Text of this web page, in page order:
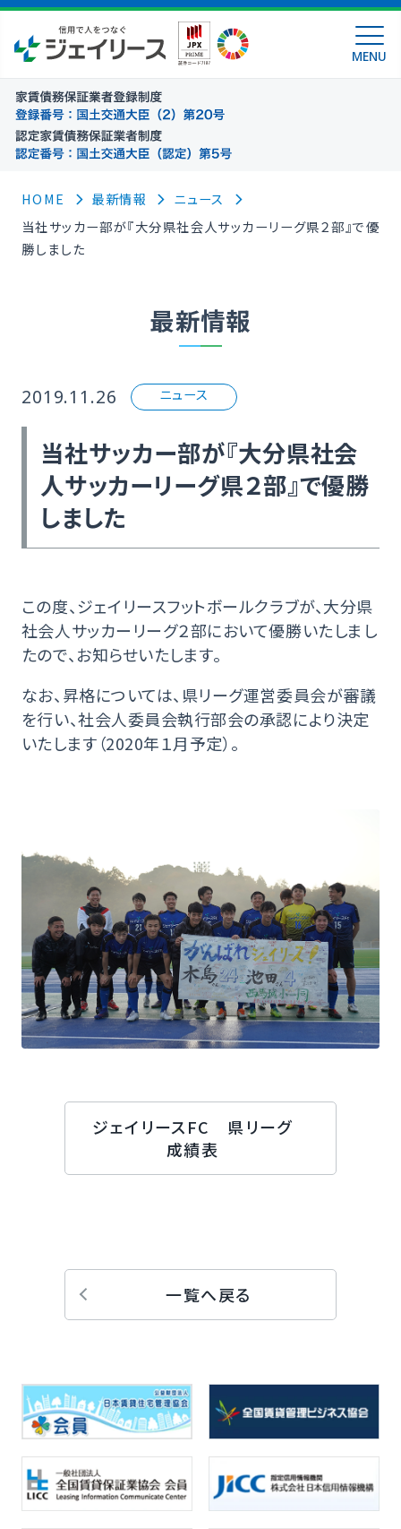
MENU
HOME 最新情報
ニュース
当社サッカー部が『大分県社会人サッカーリーグ県２部』で優
勝しました
最新情報
2019.11.26 ニュース
当社サッカー部が『大分県社会
人サッカーリーグ県２部』で優勝
しました
この度、ジェイリースフットボールクラブが、大分県
社会人サッカーリーグ２部において優勝いたしまし
たので、お知らせいたします。
なお、昇格については、県リーグ運営委員会が審議
を行い、社会人委員会執行部会の承認により決定
いたします（2020年１月予定）。
ジェイリースFC 県リーグ
成績表
一覧へ戻る